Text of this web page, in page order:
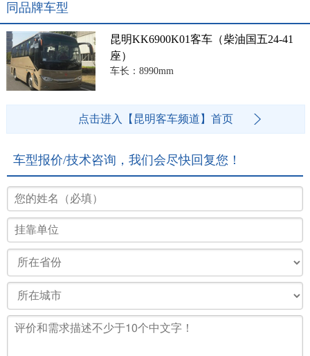
同品牌车型
昆明KK6900K01客车（柴油国五24-41
座）
车长：8990mm
点击进入【昆明客车频道】首页
车型报价/技术咨询，我们会尽快回复您！